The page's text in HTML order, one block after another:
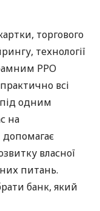
торгового
технології
РРО
всі
одним
на
допомагає
власної
питань.
банк, який